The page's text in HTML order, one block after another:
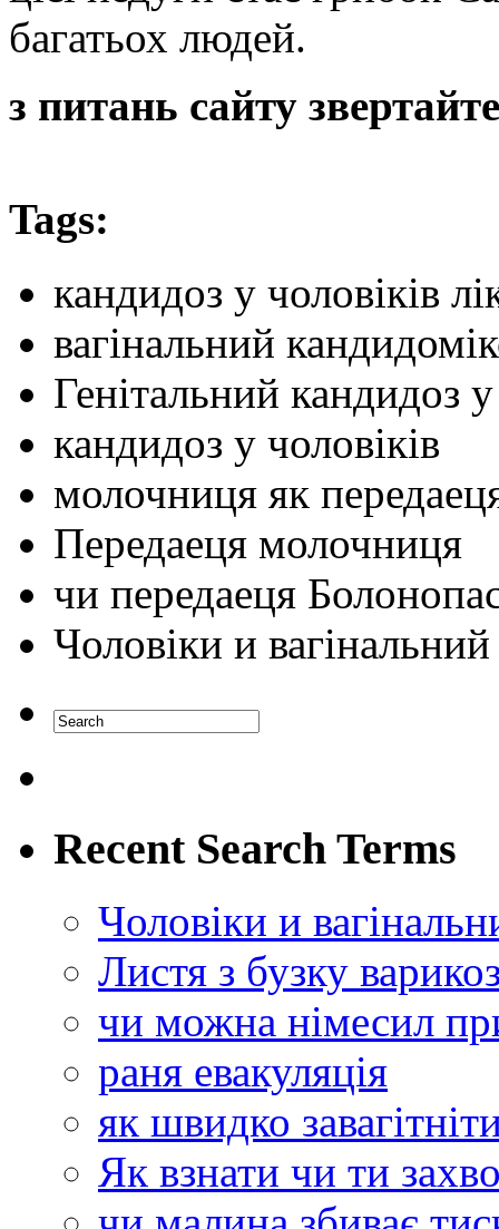
багатьох людей.
з питань сайту
Tags:
кандидоз у чоловіків
вагінальний
Генітальний кандидоз у
кандидоз у чоловіків
молочниця як
Передаеця молочниця
чи передаеця
Чоловіки и
Recent Search Terms
Чоловіки и
Листя з бузку
чи можна німесил
раня евакуляція
як швидко
Як взнати чи ти